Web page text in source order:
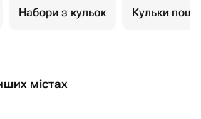
Набори з кульок Кульки
містах